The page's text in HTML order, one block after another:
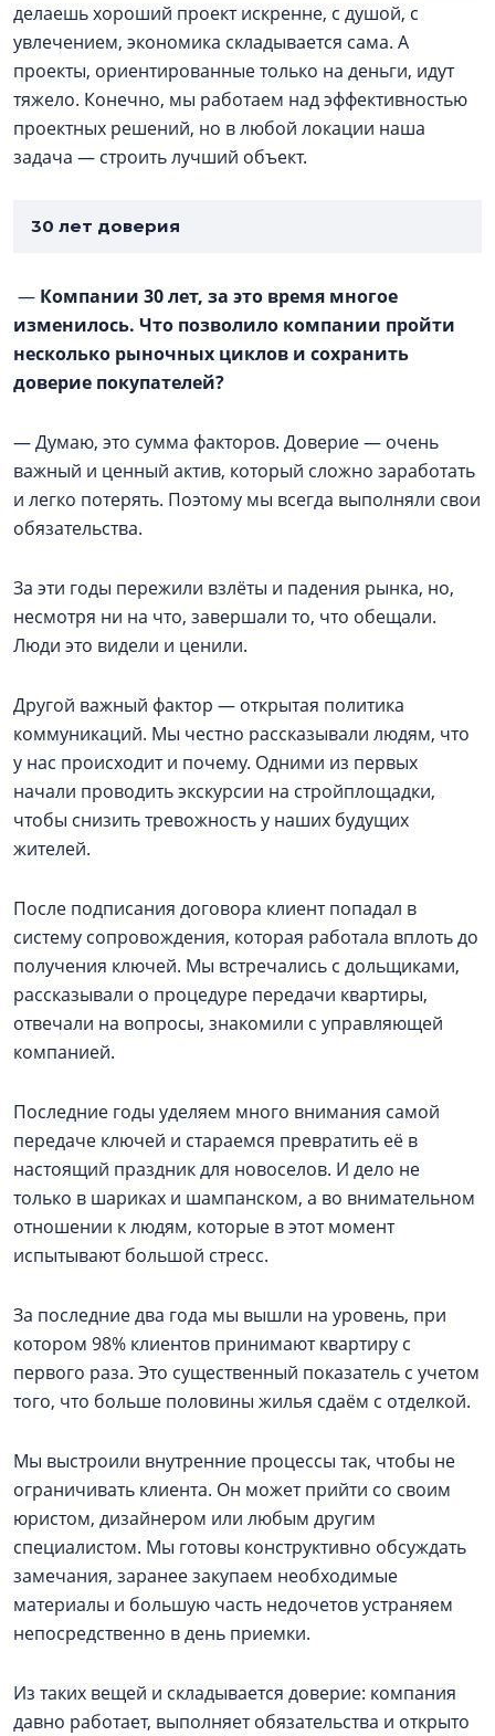
делаешь хороший проект искренне, с душой, с
увлечением, экономика складывается сама. А
проекты, ориентированные только на деньги, идут
тяжело. Конечно, мы работаем над эффективностью
проектных решений, но в любой локации наша
задача — строить лучший объект.
30 лет доверия
— Компании 30 лет, за это время многое
изменилось. Что позволило компании пройти
несколько рыночных циклов и сохранить
доверие покупателей?
— Думаю, это сумма факторов. Доверие — очень
важный и ценный актив, который сложно заработать
и легко потерять. Поэтому мы всегда выполняли свои
обязательства.
За эти годы пережили взлёты и падения рынка, но,
несмотря ни на что, завершали то, что обещали.
Люди это видели и ценили.
Другой важный фактор — открытая политика
коммуникаций. Мы честно рассказывали людям, что
у нас происходит и почему. Одними из первых
начали проводить экскурсии на стройплощадки,
чтобы снизить тревожность у наших будущих
жителей.
После подписания договора клиент попадал в
систему сопровождения, которая работала вплоть до
получения ключей. Мы встречались с дольщиками,
рассказывали о процедуре передачи квартиры,
отвечали на вопросы, знакомили с управляющей
компанией.
Последние годы уделяем много внимания самой
передаче ключей и стараемся превратить её в
настоящий праздник для новоселов. И дело не
только в шариках и шампанском, а во внимательном
отношении к людям, которые в этот момент
испытывают большой стресс.
За последние два года мы вышли на уровень, при
котором 98% клиентов принимают квартиру с
первого раза. Это существенный показатель с учетом
того, что больше половины жилья сдаём с отделкой.
Мы выстроили внутренние процессы так, чтобы не
ограничивать клиента. Он может прийти со своим
юристом, дизайнером или любым другим
специалистом. Мы готовы конструктивно обсуждать
замечания, заранее закупаем необходимые
материалы и большую часть недочетов устраняем
непосредственно в день приемки.
Из таких вещей и складывается доверие: компания
давно работает, выполняет обязательства и открыто